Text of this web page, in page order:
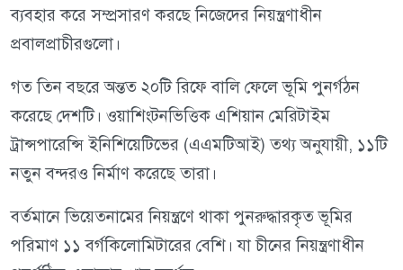
ব্যবহার করে সম্প্রসারণ করছে নিজেদের নিয়ন্ত্রণাধীন
প্রবালপ্রাচীরগুলো।
গত তিন বছরে অন্তত ২০টি রিফে বালি ফেলে ভূমি পুনর্গঠন
করেছে দেশটি। ওয়াশিংটনভিত্তিক এশিয়ান মেরিটাইম
ট্রান্সপারেন্সি ইনিশিয়েটিভের (এএমটিআই) তথ্য অনুযায়ী, ১১টি
নতুন বন্দরও নির্মাণ করেছে তারা।
বর্তমানে ভিয়েতনামের নিয়ন্ত্রণে থাকা পুনরুদ্ধারকৃত ভূমির
পরিমাণ ১১ বর্গকিলোমিটারের বেশি। যা চীনের নিয়ন্ত্রণাধীন